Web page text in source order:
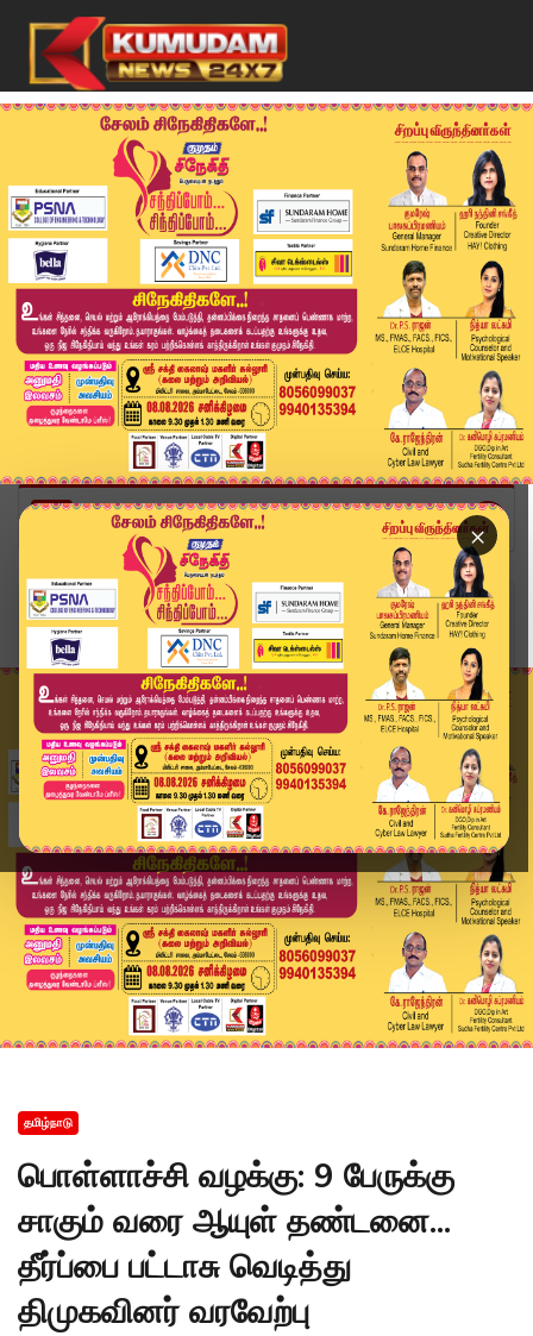
×
Home
தமிழ்நாடு
பொள்ளாச்சி வழக்கு: 9 பேருக்கு சாகும் வரை ஆயுள் ...
தமிழ்நாடு
பொள்ளாச்சி வழக்கு: 9 பேருக்கு
சாகும் வரை ஆயுள் தண்டனை...
தீர்ப்பை பட்டாசு வெடித்து
திமுகவினர் வரவேற்பு